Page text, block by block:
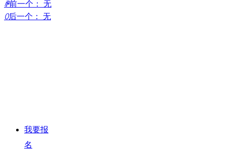
人才招募
投诉建议
ꄴ前一个：
无
ꄲ后一个： 无
我要报
名